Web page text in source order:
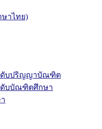
าไทย)
ดับปริญญาบัณฑิต
ดับบัณฑิตศึกษา